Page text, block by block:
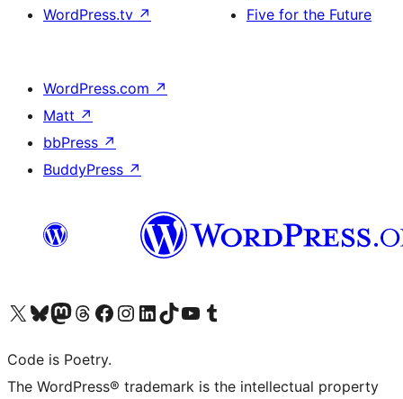
WordPress.tv ↗
Five for the Future
WordPress.com ↗
Matt ↗
bbPress ↗
BuddyPress ↗
Bezoek ons X (voorheen Twitter) account
Bezoek onze Bluesky account
Bezoek ons Mastodon account
Bezoek onze Threads account
Onze Facebookpagina bezoeken
Bezoek onze Instagram account
Bezoek onze LinkedIn account
Bezoek onze TikTok account
Bezoek ons YouTube kanaalBezoek onze Tumblr account
Code is Poetry.
The WordPress® trademark is the intellectual property